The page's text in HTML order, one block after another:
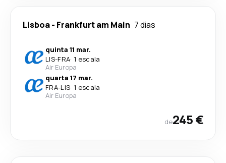
Lisboa- Frankfurt am Main 7 dias
quinta 11 mar.
LIS-FRA· 1 escala
Air Europa
quarta 17 mar.
FRA-LIS· 1 escala
Air Europa
de245 €